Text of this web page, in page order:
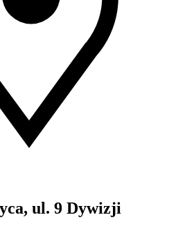
ul. 9 Dywizji